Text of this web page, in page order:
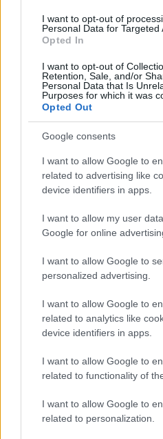
I want to opt-out of
Personal Data for Targeted
Opted In
I want to opt-out of
Retention, Sale, and/or
Personal Data that Is
Purposes for which it was
Opted Out
Google consents
I want to allow Google to
related to advertising like
device identifiers in apps.
I want to allow my user
Google for online
I want to allow Google to
personalized advertising.
I want to allow Google to
related to analytics like
device identifiers in apps.
I want to allow Google to
related to functionality of
I want to allow Google to
related to personalization.
Cilji obeh sanacijskih
okolje ter varnost ljudi in
varno vožnjo na cestnem
infrastrukture v občini ter
povezane stroške.
36. seja Mestnega sveta
Gradec se je zaključila z
mestnih svetnic in
premoženjskopravnimi
Opozorilo:Po 297. členu
posameznik kazensko